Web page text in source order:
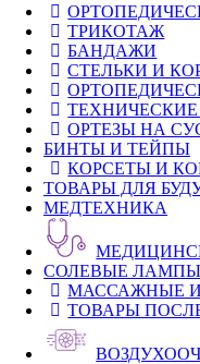
ТРИКОТАЖ
БАНДАЖИ
СТЕЛЬКИ И
ОРТЕЗЫ НА
БИНТЫ И ТЕЙПЫ
КОРСЕТЫ И
ТОВАРЫ ДЛЯ
МЕДТЕХНИКА
СОЛЕВЫЕ ЛАМПЫ
МАССАЖНЫЕ
ТОВАРЫ